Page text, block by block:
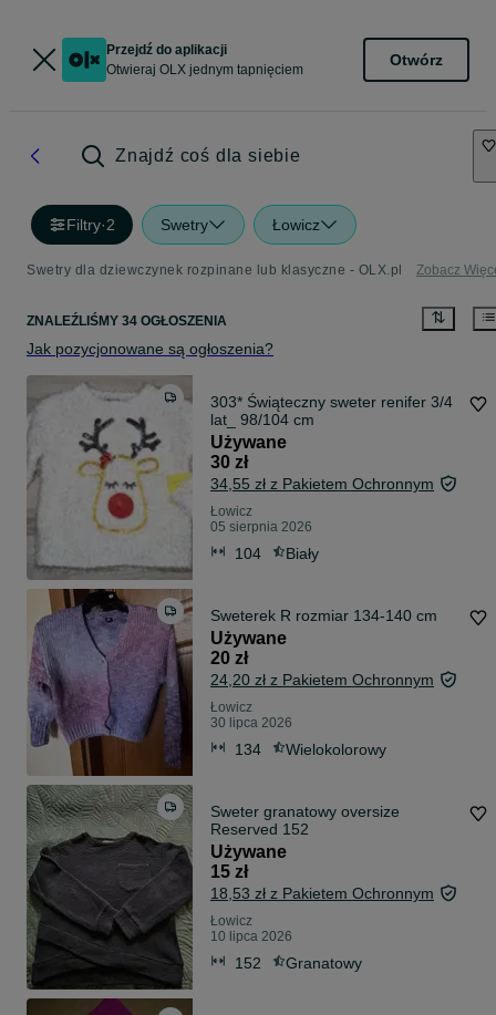
Przejdź do aplikacji
Otwieraj OLX jednym tapnięciem
Otwórz
Znajdź coś dla siebie
Filtry·2 Swetry Łowicz
Swetry dla dziewczynek rozpinane lub klasyczne - OLX.pl Zobacz
ZNALEŹLIŚMY 34 OGŁOSZENIA
Jak pozycjonowane są ogłoszenia?
303* Świąteczny sweter renifer 3/4
lat_ 98/104 cm
Używane
30 zł
34,55 zł z Pakietem Ochronnym
Łowicz
05 sierpnia 2026
104 Biały
Sweterek R rozmiar 134-140 cm
Używane
20 zł
24,20 zł z Pakietem Ochronnym
Łowicz
30 lipca 2026
134 Wielokolorowy
Sweter granatowy oversize
Reserved 152
Używane
15 zł
18,53 zł z Pakietem Ochronnym
Łowicz
10 lipca 2026
152 Granatowy